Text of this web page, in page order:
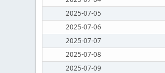
2025-07-05
2025-07-06
2025-07-07
2025-07-08
2025-07-09